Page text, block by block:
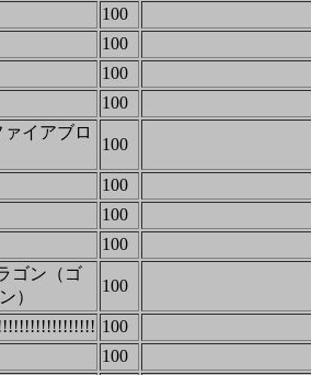
100
100
100
100
イアブロ
100
100
100
100
ゴン（ゴ
）
100
100
100